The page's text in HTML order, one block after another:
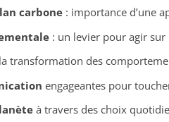
carbone: importance d’une
: un levier pour agir sur
transformation des
engageantes pour
à travers des choix